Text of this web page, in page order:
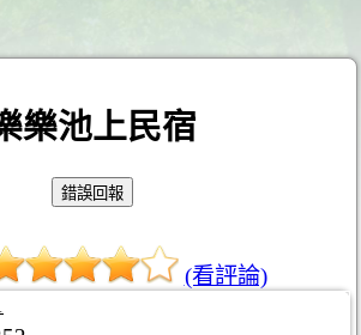
樂池上民宿
(看評論)